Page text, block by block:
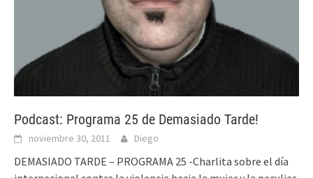
Podcast: Programa 25 de Demasiado Tarde!
noviembre 30, 2011 Diego
DEMASIADO TARDE – PROGRAMA 25 -Charlita sobre el día